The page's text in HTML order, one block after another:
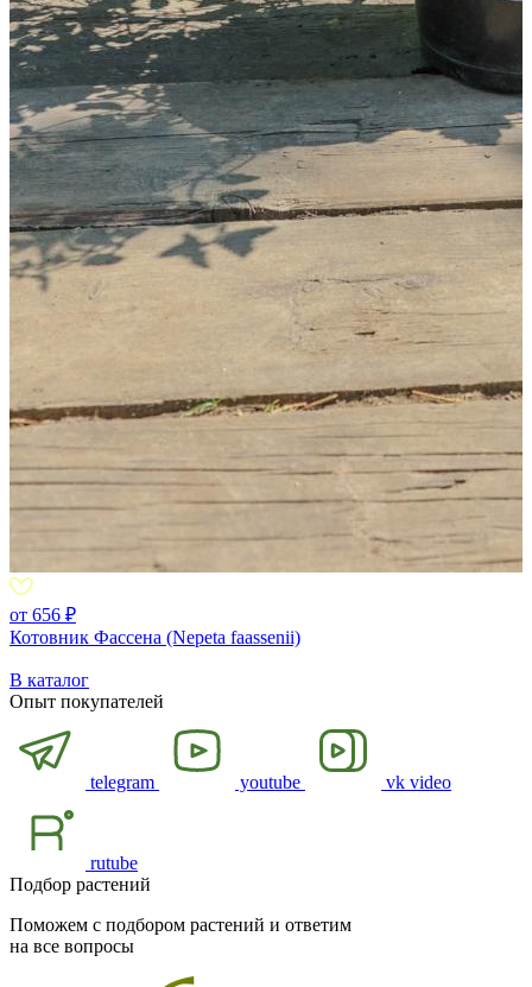
от 656 ₽
Котовник Фассена (Nepeta faassenii)
В каталог
Опыт покупателей
telegram youtube vk video
rutube
Подбор растений
Поможем с подбором растений и ответим
на все вопросы